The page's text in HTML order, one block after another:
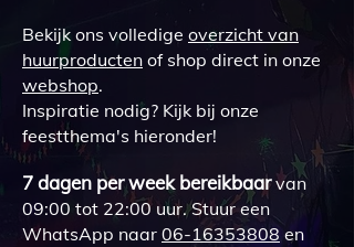
Bekijk ons volledige overzicht van
huurproducten of shop direct in onze
webshop.
Inspiratie nodig? Kijk bij onze
feestthema's hieronder!
7 dagen per week bereikbaarvan
09:00 tot 22:00 uur. Stuur een
WhatsApp naar 06-16353808 en